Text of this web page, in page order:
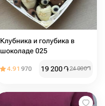
Клубника и голубика в
шоколаде 025
4.91 970 19 200֏24 000֏